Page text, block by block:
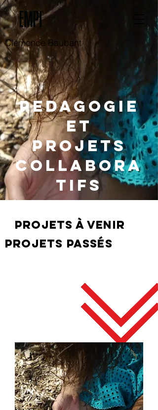
Clémence Baubant
pedagogie
et
PROJETS
COLLABORA
TIFS
PROJETS à venir
PROJETS passés